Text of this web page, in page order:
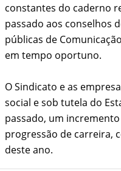
constantes do caderno
passado aos conselhos
públicas de
em tempo oportuno.
O Sindicato e as
social e sob tutela do
passado, um
progressão de carreira,
deste ano.